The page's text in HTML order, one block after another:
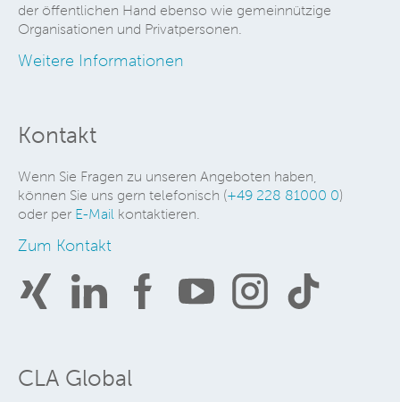
der öffentlichen Hand ebenso wie gemeinnützige
Organisationen und Privatpersonen.
Weitere Informationen
Kontakt
Wenn Sie Fragen zu unseren Angeboten haben,
können Sie uns gern telefonisch (+49 228 81000 0)
oder per E-Mail kontaktieren.
Zum Kontakt
CLA Global